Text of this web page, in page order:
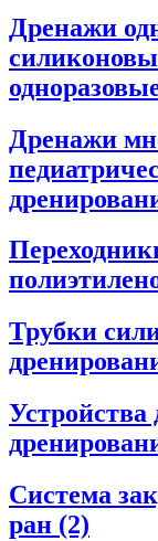
Дренажи
Дренажи
Трубки
Устройства
Система
ран (2)